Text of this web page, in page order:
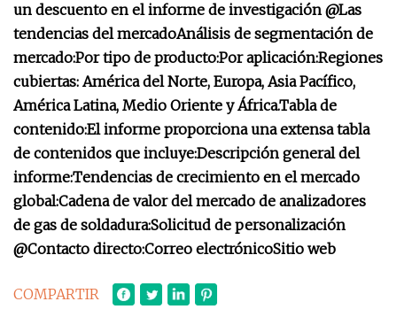
un descuento en el informe de investigación @Las
tendencias del mercadoAnálisis de segmentación de
mercado:Por tipo de producto:Por aplicación:Regiones
cubiertas: América del Norte, Europa, Asia Pacífico,
América Latina, Medio Oriente y África.Tabla de
contenido:El informe proporciona una extensa tabla
de contenidos que incluye:Descripción general del
informe:Tendencias de crecimiento en el mercado
global:Cadena de valor del mercado de analizadores
de gas de soldadura:Solicitud de personalización
@Contacto directo:Correo electrónicoSitio web
COMPARTIR